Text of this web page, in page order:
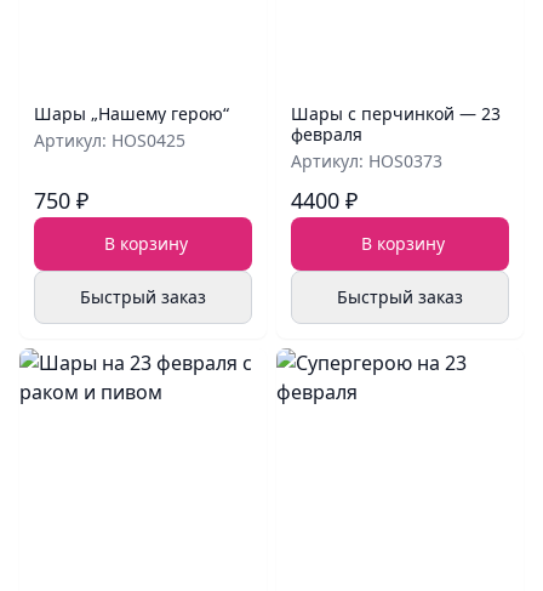
Шары „Нашему герою“
Артикул: HOS0425
750 ₽
В корзину
Быстрый заказ
Шары с перчинкой — 23
февраля
Артикул: HOS0373
4400 ₽
В корзину
Быстрый заказ